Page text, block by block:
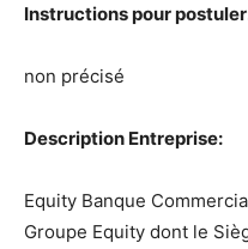
Instructions pour
non précisé
Description Entreprise:
Equity Banque
Groupe Equity dont le